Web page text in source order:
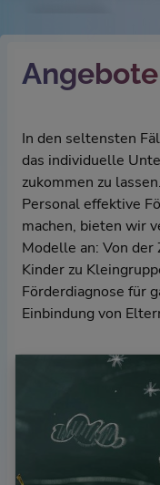
In den seltensten
das individuelle
zukommen zu
Personal effektive
machen, bieten wir
Modelle an: Von der
Kinder zu
Förderdiagnose für
Einbindung von